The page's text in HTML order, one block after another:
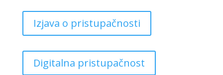
Izjava o pristupačnosti
Digitalna pristupačnost